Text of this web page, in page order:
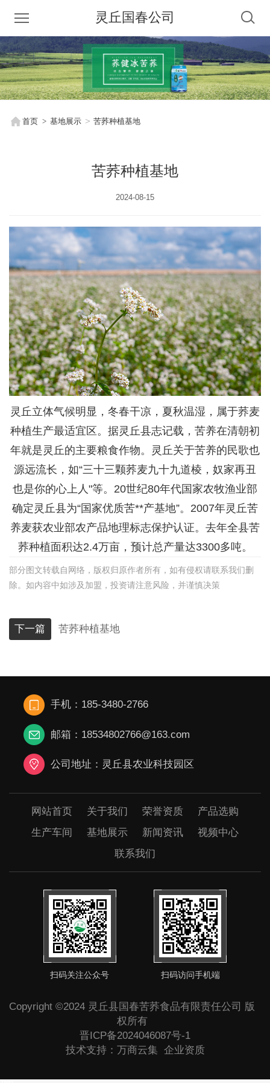
灵丘国春公司
首页 基地展示 苦荞种植基地
苦荞种植基地
2024-08-15
灵丘立体气候明显，冬春干凉，夏秋温湿，属于荞麦
种植生产最适宜区。据灵丘县志记载，苦养在清朝初
年就是灵丘的主要粮食作物。灵丘关于苦养的民歌也
源远流长，如“三十三颗荞麦九十九道棱，奴家再丑
也是你的心上人"等。20世纪80年代国家农牧渔业部
确定灵丘县为“国家优质苦**产基地”。2007年灵丘苦
养麦获农业部农产品地理标志保护认证。去年全县苦
荞种植面积达2.4万亩，预计总产量达3300多吨。
部分图文转载自网络，版权归原作者所有，如有侵权请联系我们删
除。如内容中如涉及加盟，投资请注意风险，并谨慎决策
下一篇 苦荞种植基地
手机：185-3480-2766
邮箱：18534802766@163.com
公司地址：灵丘县农业科技园区
网站首页 关于我们 荣誉资质
产品选购
生产车间
基地展示 新闻资讯
视频中心
联系我们
扫码关注公众号 扫码访问手机端
Copyright ©2024 灵丘县国春苦荞食品有限责任公司 版
权所有
晋ICP备2024046087号-1
技术支持： 万商云集 企业资质